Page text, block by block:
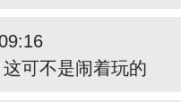
可不是闹着玩的